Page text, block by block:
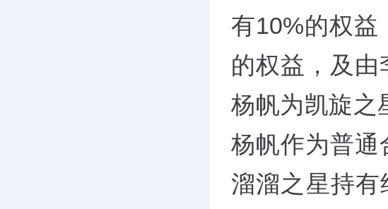
有10%的权益
的权益，及由
杨帆为凯旋之
杨帆作为普通
溜溜之星持有